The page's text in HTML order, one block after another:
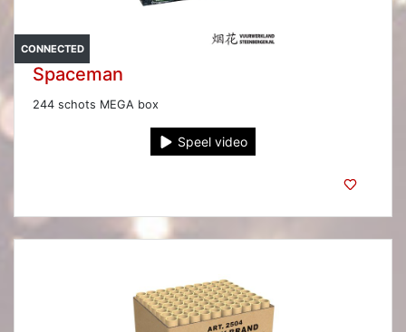
CONNECTED
Spaceman
244 schots MEGA box
Speel video